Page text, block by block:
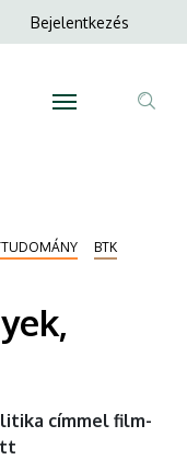
Anonim
menüje
Bejelentkezés
BTK
címmel film-